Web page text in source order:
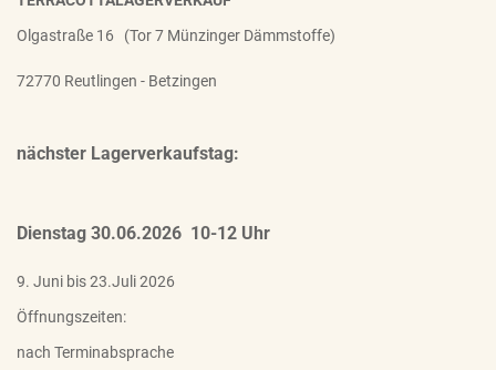
Olgastraße 16 (Tor 7 Münzinger Dämmstoffe)
72770 Reutlingen - Betzingen
nächster Lagerverkaufstag:
Dienstag 30.06.2026 10-12 Uhr
9. Juni bis 23.Juli 2026
Öffnungszeiten:
nach Terminabsprache